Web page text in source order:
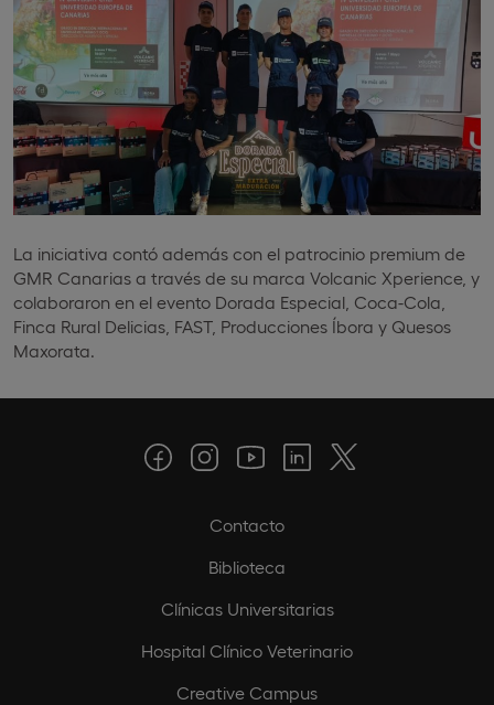
La iniciativa contó además con el patrocinio premium de
GMR Canarias a través de su marca Volcanic Xperience, y
colaboraron en el evento Dorada Especial, Coca-Cola,
Finca Rural Delicias, FAST, Producciones Íbora y Quesos
Maxorata.
Contacto
Biblioteca
Clínicas Universitarias
Hospital Clínico Veterinario
Creative Campus